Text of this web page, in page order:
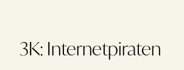
3K: Internetpiraten